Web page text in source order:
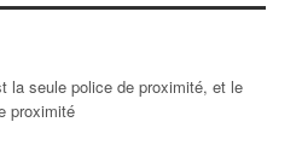
seule police de proximité, et le
proximité